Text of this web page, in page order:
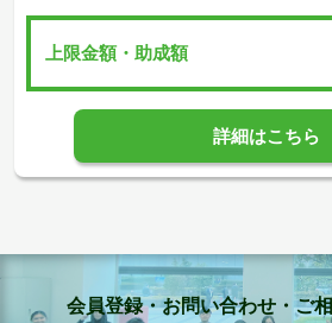
上限金額・助成額
詳細はこちら
会員登録・お問い合わせ・ご